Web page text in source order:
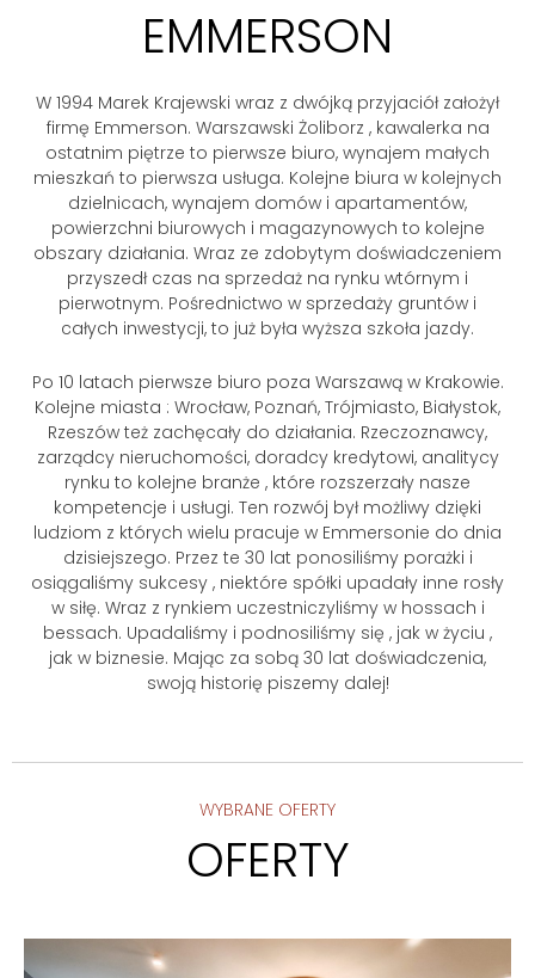
EMMERSON
W 1994 Marek Krajewski wraz z dwójką przyjaciół założył
firmę Emmerson. Warszawski Żoliborz , kawalerka na
ostatnim piętrze to pierwsze biuro, wynajem małych
mieszkań to pierwsza usługa. Kolejne biura w kolejnych
dzielnicach, wynajem domów i apartamentów,
powierzchni biurowych i magazynowych to kolejne
obszary działania. Wraz ze zdobytym doświadczeniem
przyszedł czas na sprzedaż na rynku wtórnym i
pierwotnym. Pośrednictwo w sprzedaży gruntów i
całych inwestycji, to już była wyższa szkoła jazdy.
Po 10 latach pierwsze biuro poza Warszawą w Krakowie.
Kolejne miasta : Wrocław, Poznań, Trójmiasto, Białystok,
Rzeszów też zachęcały do działania. Rzeczoznawcy,
zarządcy nieruchomości, doradcy kredytowi, analitycy
rynku to kolejne branże , które rozszerzały nasze
kompetencje i usługi. Ten rozwój był możliwy dzięki
ludziom z których wielu pracuje w Emmersonie do dnia
dzisiejszego. Przez te 30 lat ponosiliśmy porażki i
osiągaliśmy sukcesy , niektóre spółki upadały inne rosły
w siłę. Wraz z rynkiem uczestniczyliśmy w hossach i
bessach. Upadaliśmy i podnosiliśmy się , jak w życiu ,
jak w biznesie. Mając za sobą 30 lat doświadczenia,
swoją historię piszemy dalej!
WYBRANE OFERTY
OFERTY